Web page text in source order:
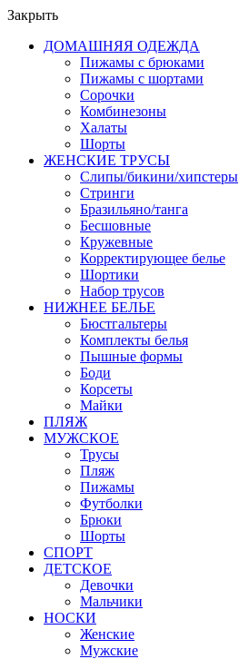
Закрыть
ДОМАШНЯЯ ОДЕЖДА
Пижамы с брюками
Пижамы с шортами
Сорочки
Комбинезоны
Халаты
Шорты
ЖЕНСКИЕ ТРУСЫ
Слипы/бикини/хипстеры
Стринги
Бразильяно/танга
Бесшовные
Кружевные
Корректирующее белье
Шортики
Набор трусов
НИЖНЕЕ БЕЛЬЕ
Бюстгальтеры
Комплекты белья
Пышные формы
Боди
Корсеты
Майки
ПЛЯЖ
МУЖСКОЕ
Трусы
Пляж
Пижамы
Футболки
Брюки
Шорты
СПОРТ
ДЕТСКОЕ
Девочки
Мальчики
НОСКИ
Женские
Мужские